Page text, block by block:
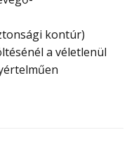
kontúr)
a véletlenül